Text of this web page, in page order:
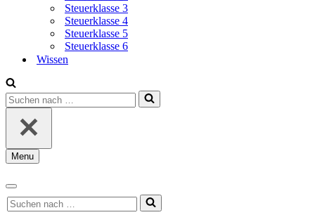
Steuerklasse 3
Steuerklasse 4
Steuerklasse 5
Steuerklasse 6
Wissen
Suchen
nach …
Menu
Navigationsmenü
Navigationsmenü
Suchen
nach …